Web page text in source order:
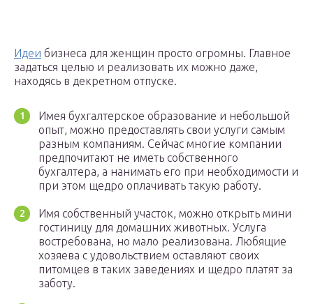
Идеи бизнеса для женщин просто огромны. Главное
задаться целью и реализовать их можно даже,
находясь в декретном отпуске.
Имея бухгалтерское образование и небольшой
опыт, можно предоставлять свои услуги самым
разным компаниям. Сейчас многие компании
предпочитают не иметь собственного
бухгалтера, а нанимать его при необходимости и
при этом щедро оплачивать такую работу.
Имя собственный участок, можно открыть мини
гостиницу для домашних животных. Услуга
востребована, но мало реализована. Любящие
хозяева с удовольствием оставляют своих
питомцев в таких заведениях и щедро платят за
заботу.